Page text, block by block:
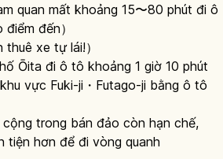
quan mất khoảng 15〜80 phút đi ô
đến）
thuê xe tự lái!）
Ōita đi ô tô khoảng 1 giờ 10 phút
vực Fuki-ji・Futago-ji bằng ô tô
trong bán đảo còn hạn chế,
tiện hơn để đi vòng quanh